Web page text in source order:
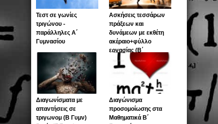
Τεστ σε γωνίες
τριγώνου -
παράλληλες Α΄
Γυμνασίου
Ασκήσεις τεσσάρων
πράξεων και
δυνάμεων με εκθέτη
ακέραιο+φύλλο
εργασίας (Β΄
Γυμνασίου)
Διαγωνίσματα με
απαντήσεις σε
τριγωνομ (Β Γυμν)
Διαγώνισμα
προσομοίωσης στα
Μαθηματικά Β΄